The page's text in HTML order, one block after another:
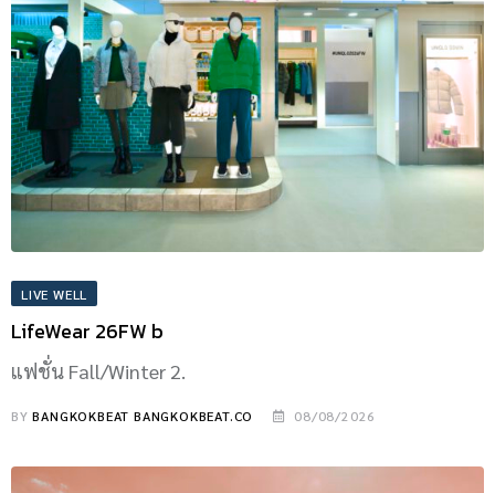
LIVE WELL
LifeWear 26FW b
แฟชั่น Fall/Winter 2.
BYBANGKOKBEAT BANGKOKBEAT.CO 08/08/2026